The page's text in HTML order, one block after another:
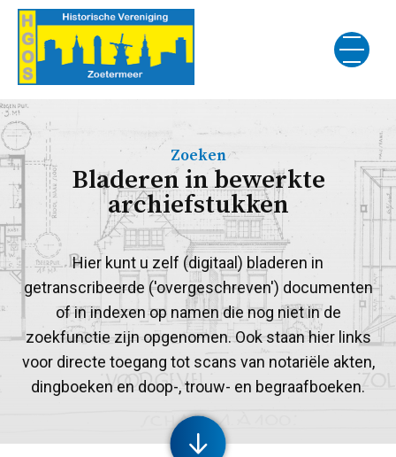
Zoeken
Bladeren in bewerkte
archiefstukken
Hier kunt u zelf (digitaal) bladeren in
getranscribeerde ('overgeschreven') documenten
of in indexen op namen die nog niet in de
zoekfunctie zijn opgenomen. Ook staan hier links
voor directe toegang tot scans van notariële akten,
dingboeken en doop-, trouw- en begraafboeken.